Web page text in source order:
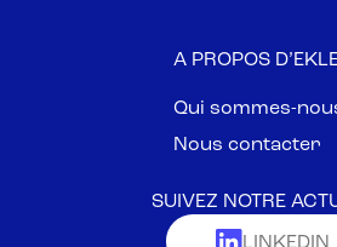
A PROPOS
Qui sommes-
Nous contacter
SUIVEZ NOTRE